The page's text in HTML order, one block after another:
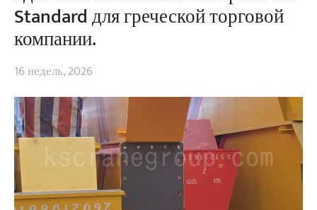
Standard для греческой торговой
компании.
16 недель, 2026